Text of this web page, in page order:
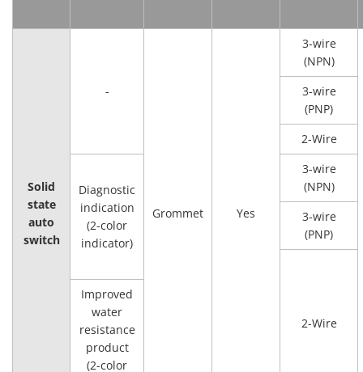
Solid
state
auto
switch
-
Grommet Yes
3-wire
(NPN)
3-wire
(PNP)
2-Wire
Diagnostic
indication
(2-color
indicator)
3-wire
(NPN)
3-wire
(PNP)
2-Wire
Improved
water
resistance
product
(2-color